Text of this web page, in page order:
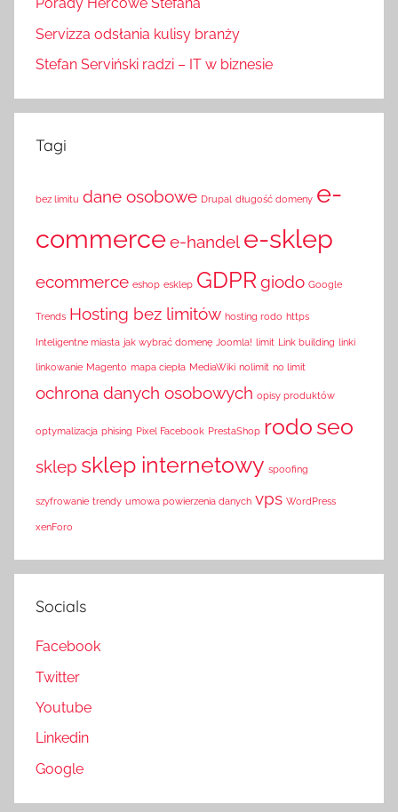
Servizza odsłania kulisy branży
Stefan Serviński radzi – IT w biznesie
Tagi
bez limitu dane osobowe Drupal długość domeny e-
commercee-handel e-sklep
ecommerce eshop esklep GDPRgiodo Google
Trends Hosting bez limitów hosting rodo https
Inteligentne miasta jak wybrać domenę Joomla! limit Link building linki
linkowanie Magento mapa ciepła MediaWiki nolimit no limit
ochrona danych osobowych opisy produktów
optymalizacja phising Pixel Facebook PrestaShop rodo seo
sklep sklep internetowy spoofing
szyfrowanie trendy umowa powierzenia danych vps WordPress
xenForo
Socials
Facebook
Twitter
Youtube
Linkedin
Google